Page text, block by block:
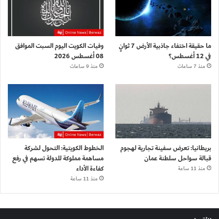
ما حقيقة اختفاء جاذبية الأرض 7 ثوانٍ
في 12 أغسطس؟
منذ 7 ساعات
وفيات الكويت اليوم السبت الموافق
08 أغسطس 2026
منذ 9 ساعات
بريطانيا: تعرض سفينة تجارية لهجوم
قبالة سواحل سلطنة عمان
منذ 11 ساعة
الخطوط الكويتية: التحول لشركة
مساهمة مملوكة للدولة تسهم في رفع
كفاءة الأداء
منذ 11 ساعة